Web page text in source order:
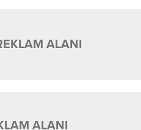
ALANI
ALANI